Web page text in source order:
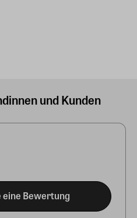
und Kunden
eine Bewertung